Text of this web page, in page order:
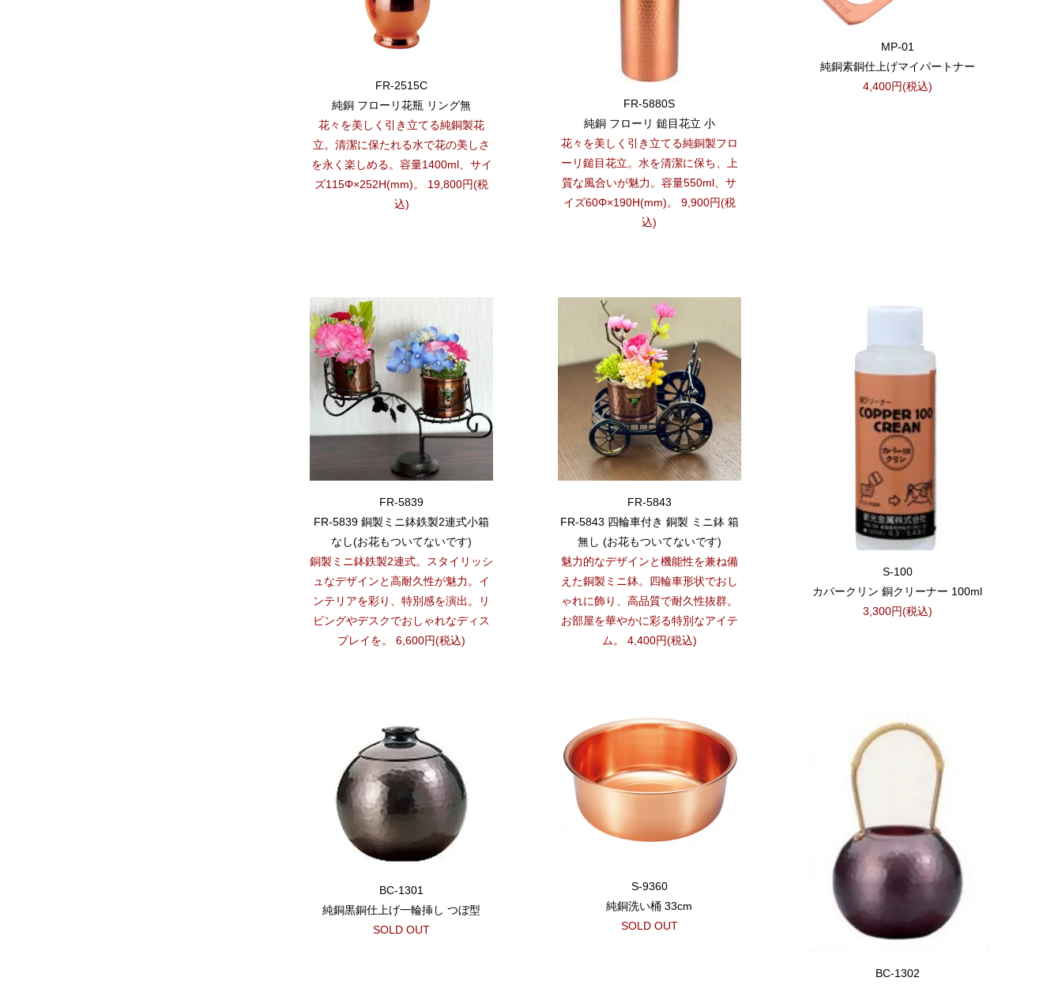
FR-2515C
純銅 フローリ花瓶 リング無
花々を美しく引き立てる純銅製花
立。清潔に保たれる水で花の美しさ
を永く楽しめる。容量1400ml、サイ
ズ115Φ×252H(mm)。 19,800円(税
込)
FR-5880S
純銅 フローリ 鎚目花立 小
花々を美しく引き立てる純銅製フロ
ーリ鎚目花立。水を清潔に保ち、上
質な風合いが魅力。容量550ml、サ
イズ60Φ×190H(mm)。 9,900円(税
込)
MP-01
純銅素銅仕上げマイパートナー
4,400円(税込)
FR-5839
FR-5839 銅製ミニ鉢鉄製2連式小箱
なし(お花もついてないです)
銅製ミニ鉢鉄製2連式。スタイリッシ
ュなデザインと高耐久性が魅力。イ
ンテリアを彩り、特別感を演出。リ
ビングやデスクでおしゃれなディス
プレイを。 6,600円(税込)
FR-5843
FR-5843 四輪車付き 銅製 ミニ鉢 箱
無し (お花もついてないです)
魅力的なデザインと機能性を兼ね備
えた銅製ミニ鉢。四輪車形状でおし
ゃれに飾り、高品質で耐久性抜群。
お部屋を華やかに彩る特別なアイテ
ム。 4,400円(税込)
S-100
カパークリン 銅クリーナー 100ml
3,300円(税込)
BC-1301
純銅黒銅仕上げ一輪挿し つぼ型
SOLD OUT
S-9360
純銅洗い桶 33cm
SOLD OUT
BC-1302